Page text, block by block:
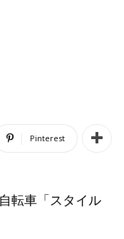
Pinterest
転車「スタイル